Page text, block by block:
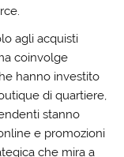
agli acquisti
coinvolge
hanno investito
di quartiere,
stanno
e promozioni
che mira a